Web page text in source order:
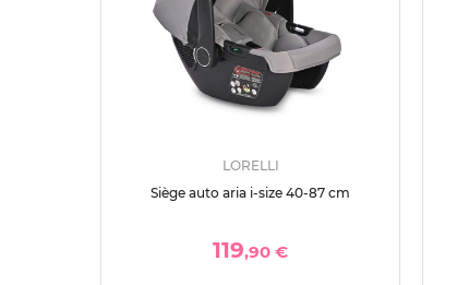
LORELLI
Siège auto aria i-size 40-87 cm
119,90 €